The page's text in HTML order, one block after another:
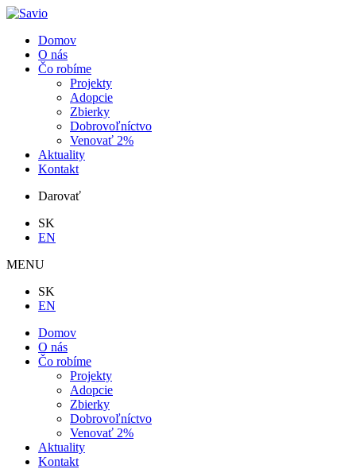
Domov
O nás
Čo robíme
Projekty
Adopcie
Zbierky
Dobrovoľníctvo
Venovať 2%
Aktuality
Kontakt
Darovať
SK
EN
MENU
SK
EN
Domov
O nás
Čo robíme
Projekty
Adopcie
Zbierky
Dobrovoľníctvo
Venovať 2%
Aktuality
Kontakt